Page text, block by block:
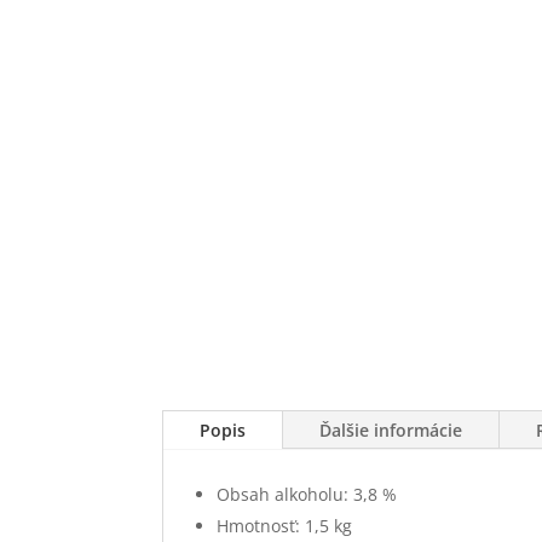
Popis Ďalšie informácie
Obsah alkoholu: 3,8 %
Hmotnosť: 1,5 kg